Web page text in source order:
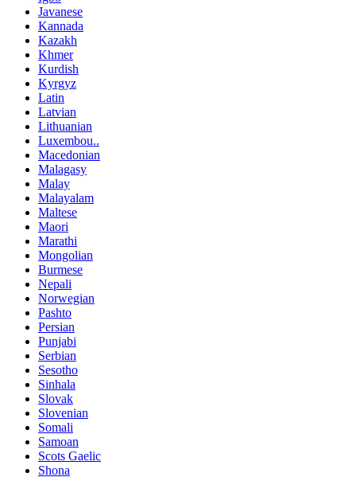
Javanese
Kannada
Kazakh
Khmer
Kurdish
Kyrgyz
Latin
Latvian
Lithuanian
Luxembou..
Macedonian
Malagasy
Malay
Malayalam
Maltese
Maori
Marathi
Mongolian
Burmese
Nepali
Norwegian
Pashto
Persian
Punjabi
Serbian
Sesotho
Sinhala
Slovak
Slovenian
Somali
Samoan
Scots Gaelic
Shona